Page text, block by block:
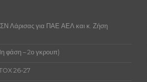
Λάρισας για ΠΑΕ ΑΕΛ και κ. Ζήση
φάση – 2ο γκρουπ)
26-27